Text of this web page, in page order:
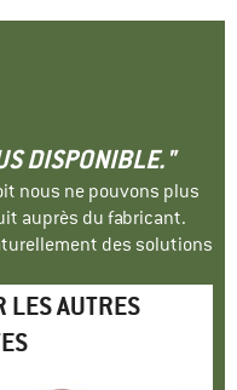
DISPONIBLE."
nous ne pouvons plus
auprès du fabricant.
des solutions
LES AUTRES